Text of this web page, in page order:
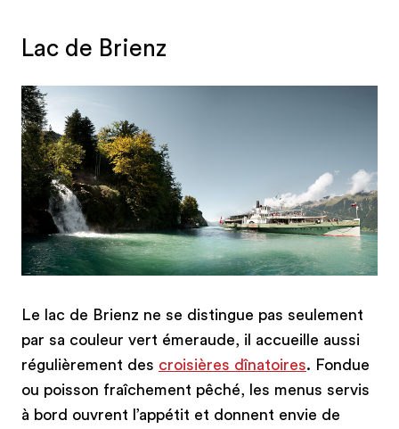
Une fois sur la terre ferme, les visiteurs peuvent
châteaux au bord du Lac de Thoune
parcs bien entretenus. Les plus aventureux, eux,
s’adonnent à leur passion en explorant
grottes de Saint-Béat
Service de la navigation BLS
Lac de Brienz
Le lac de Brienz ne se distingue pas seulement
par sa couleur vert émeraude, il accueille aussi
régulièrement des croisières dînatoires. Fondue
ou poisson fraîchement pêché, les menus servis
à bord ouvrent l’appétit et donnent envie de